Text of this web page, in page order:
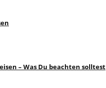
– Was Du beachten solltest